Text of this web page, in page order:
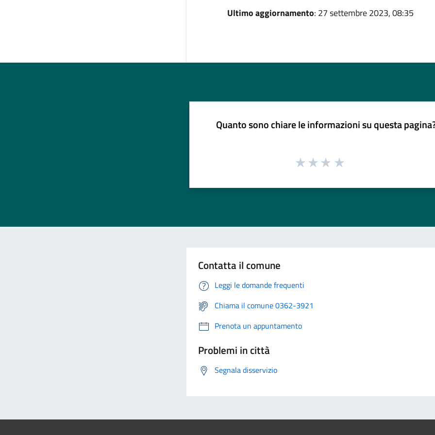
Ultimo aggiornamento: 27 settembre 2023, 08:35
Quanto sono chiare le informazioni su questa
Contatta il comune
Leggi le domande frequenti
Chiama il comune 0362-3921
Prenota un appuntamento
Problemi in città
Segnala disservizio